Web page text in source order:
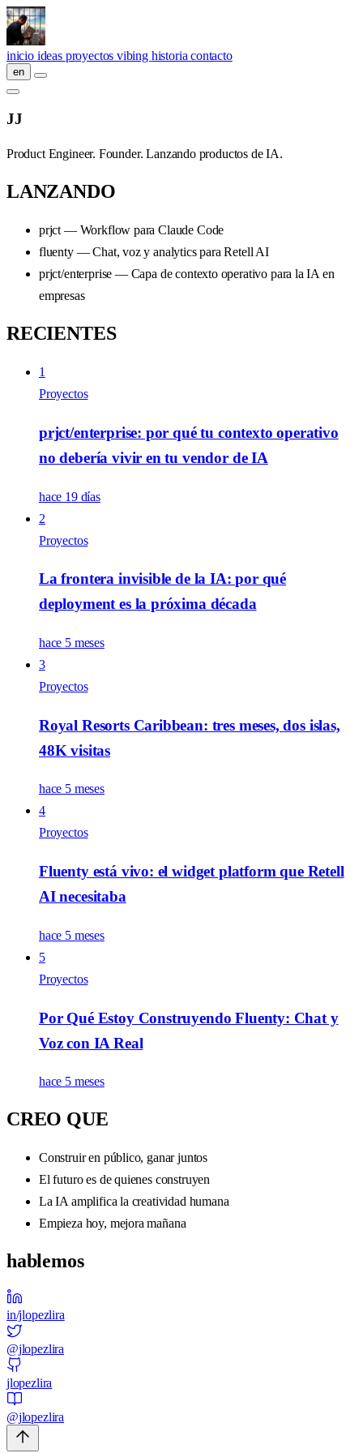
Saltar al contenido principal
inicio ideas proyectos vibing historiacontacto
en
JJ
Product Engineer. Founder. Lanzando productos de IA.
LANZANDO
prjct — Workflow para Claude Code
fluenty — Chat, voz y analytics para Retell AI
prjct/enterprise — Capa de contexto operativo para la IA en
empresas
RECIENTES
1
Proyectos
prjct/enterprise: por qué tu contexto operativo
no debería vivir en tu vendor de IA
hace 19 días
2
Proyectos
La frontera invisible de la IA: por qué
deployment es la próxima década
hace 5 meses
3
Proyectos
Royal Resorts Caribbean: tres meses, dos islas,
48K visitas
hace 5 meses
4
Proyectos
Fluenty está vivo: el widget platform que Retell
AI necesitaba
hace 5 meses
5
Proyectos
Por Qué Estoy Construyendo Fluenty: Chat y
Voz con IA Real
hace 5 meses
CREO QUE
Construir en público, ganar juntos
El futuro es de quienes construyen
La IA amplifica la creatividad humana
Empieza hoy, mejora mañana
hablemos
in/jlopezlira
@jlopezlira
jlopezlira
@jlopezlira